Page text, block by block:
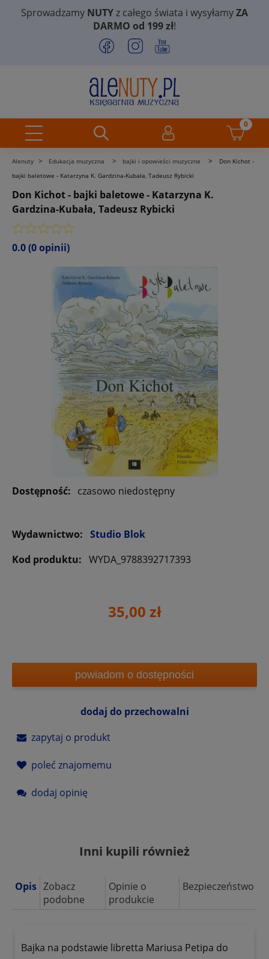
Sprowadzamy NUTYz całego świata i wysyłamyZA
DARMO od 199 zł!
Alenuty > Edukacja muzyczna > bajki i opowieści muzyczne >
Don Kichot -
bajki baletowe - Katarzyna K. Gardzina-Kubała, Tadeusz Rybicki
Don Kichot - bajki baletowe - Katarzyna K.
Gardzina-Kubała, Tadeusz Rybicki
0.0(0 opinii)
Dostępność: czasowo niedostępny
Wydawnictwo: Studio Blok
Kod produktu: WYDA_9788392717393
35,00 zł
powiadom o dostępności
dodaj do przechowalni
zapytaj o produkt
poleć znajomemu
dodaj opinię
Inni kupili również
Opis Zobacz
podobne
Opinie o
produkcie
Bezpieczeństwo
Bajka na podstawie libretta Mariusa Petipa do